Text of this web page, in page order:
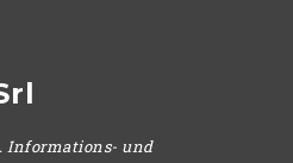
Informations- und